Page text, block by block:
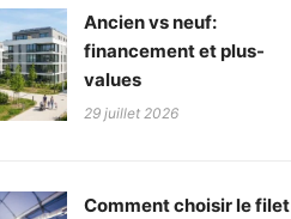
Ancien vs neuf:
financement et plus-
values
29 juillet 2026
Comment choisir le filet